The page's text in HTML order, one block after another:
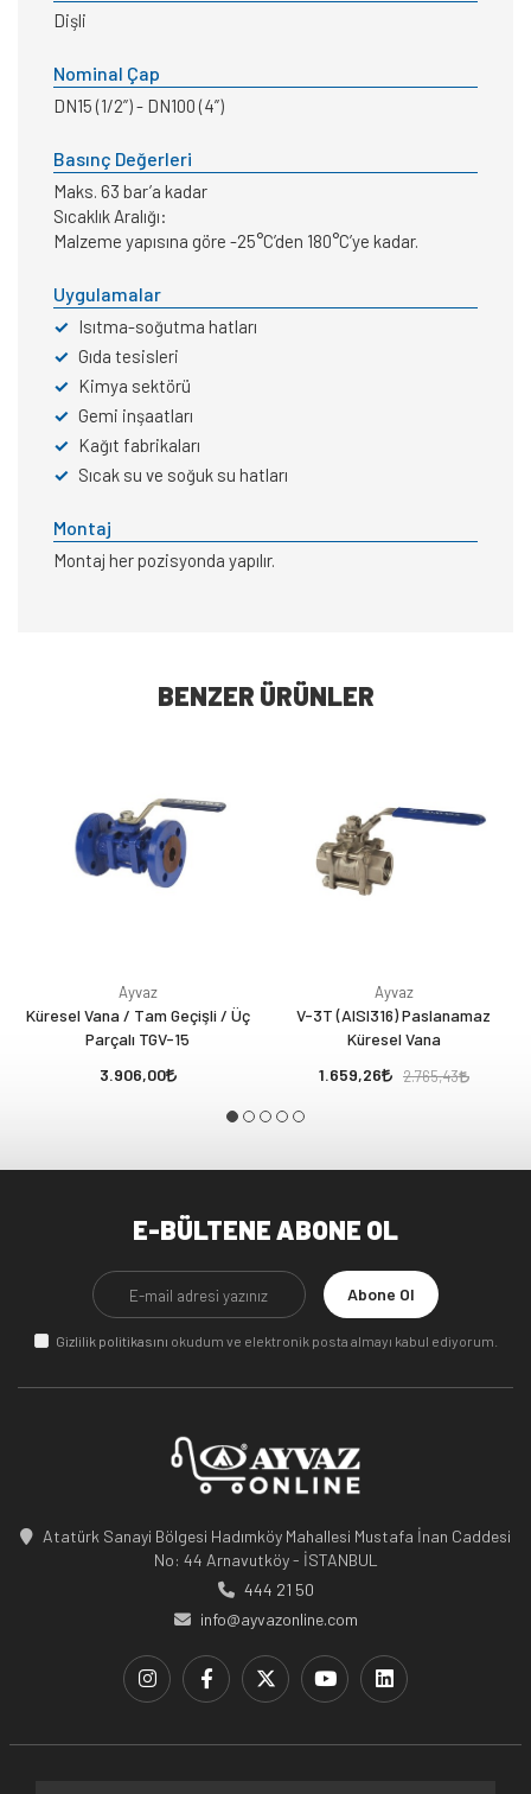
Dişli
Nominal Çap
DN15 (1/2”) - DN100 (4”)
Basınç Değerleri
Maks. 63 bar’a kadar
Sıcaklık Aralığı:
Malzeme yapısına göre -25°C’den 180°C’ye kadar.
Uygulamalar
✓ Isıtma-soğutma hatları
✓ Gıda tesisleri
✓ Kimya sektörü
✓ Gemi inşaatları
✓ Kağıt fabrikaları
✓ Sıcak su ve soğuk su hatları
Montaj
Montaj her pozisyonda yapılır.
BENZER ÜRÜNLER
Ayvaz
Küresel Vana / Tam Geçişli / Üç
Parçalı TGV-15
3.906,00
Ayvaz
V-3T (AISI316) Paslanamaz
Küresel Vana
1.659,26
2.765,43
E-BÜLTENE ABONE OL
Abone Ol
Gizlilik politikasını okudum ve elektronik posta almayı kabul ediyorum.
Atatürk Sanayi Bölgesi Hadımköy Mahallesi Mustafa İnan Caddesi
No: 44 Arnavutköy - İSTANBUL
444 21 50
info@ayvazonline.com